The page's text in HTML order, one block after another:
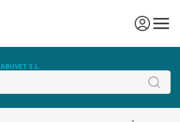
ABUVET S.L.